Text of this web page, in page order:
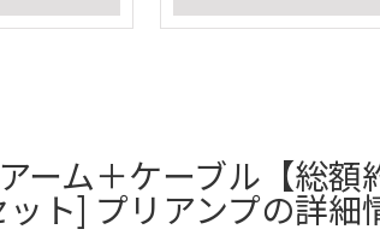
ーム＋ケーブル【総
ト] プリアンプの詳細